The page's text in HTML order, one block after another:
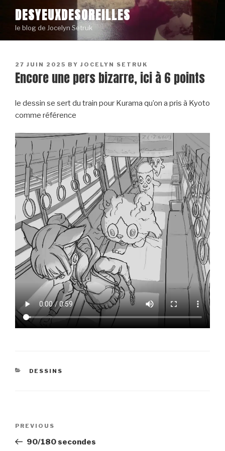
content
DESYEUXDESOREILLES
le blog de Jocelyn Setruk
POSTED
ON
27 JUIN 2025 BY JOCELYN SETRUK
Encore une pers bizarre, ici à 6 points
le dessin se sert du train pour Kurama qu’on a pris à Kyoto
comme référence
CATEGORIES
DESSINS
Navigation
Previous
Post
PREVIOUS
90/180 secondes